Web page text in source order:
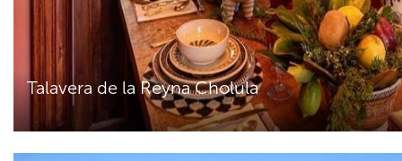
Talavera de la Reyna Cholula